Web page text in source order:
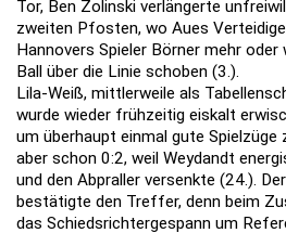
Tor, Ben Zolinski verlängerte
zweiten Pfosten, wo Aues
Hannovers Spieler Börner mehr oder
Ball über die Linie schoben (3.).
Lila-Weiß, mittlerweile als
wurde wieder frühzeitig eiskalt
um überhaupt einmal gute Spielzüge
aber schon 0:2, weil Weydandt
und den Abpraller versenkte (24.).
bestätigte den Treffer, denn beim
das Schiedsrichtergespann um